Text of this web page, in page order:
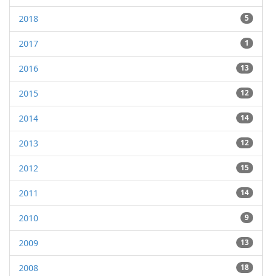
2018 5
2017 1
2016 13
2015 12
2014 14
2013 12
2012 15
2011 14
2010 9
2009 13
2008 18